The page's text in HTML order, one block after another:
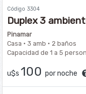
Código 3304
Duplex 3
SEMANA LARGOS
Pinamar
Casa · 3 amb · 2 baños
Capacidad de 1 a 5
u$s 100 por noche